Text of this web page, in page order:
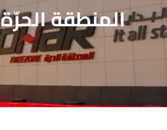
المنطقة